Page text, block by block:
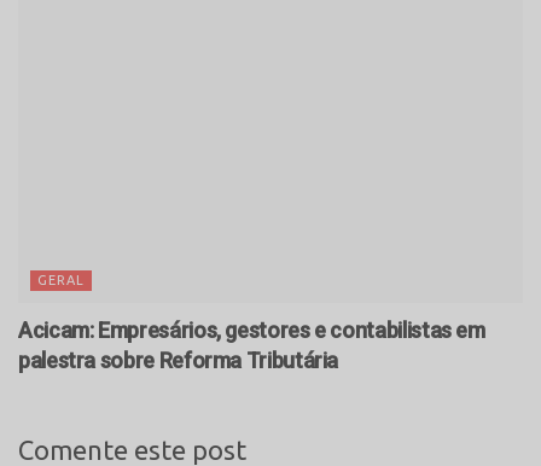
GERAL
Acicam: Empresários, gestores e contabilistas em
palestra sobre Reforma Tributária
Comente este post